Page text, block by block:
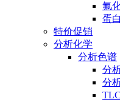
氟
蛋
特价促销
分析化学
分析色谱
分
分